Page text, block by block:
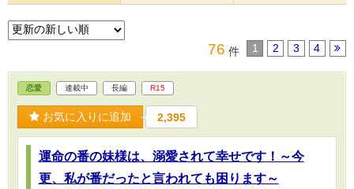
76 件 1 2 3 4
恋愛 連載中 長編 R15
お気に入りに追加 2,395
運命の番の妹様は、溺愛されて幸せです！～今
更、私が番だったと言われても困ります～